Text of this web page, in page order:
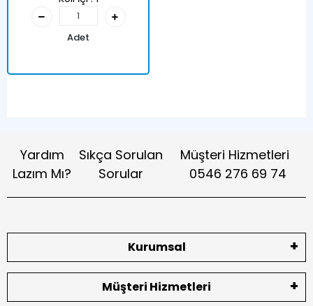
Adet
Yardım
Lazım Mı?
Sıkça Sorulan
Sorular
Müşteri Hizmetleri
0546 276 69 74
Kurumsal
Müşteri Hizmetleri